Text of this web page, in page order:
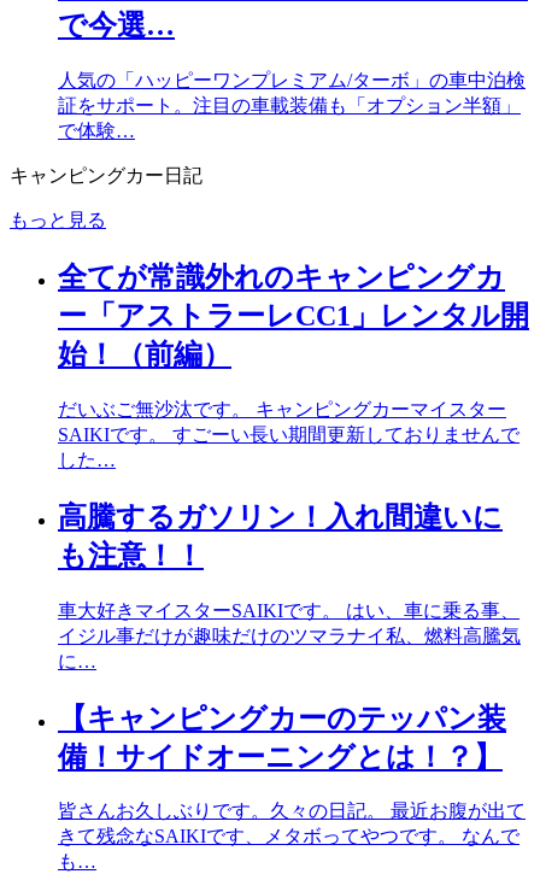
で今選…
人気の「ハッピーワンプレミアム/ターボ」の車中泊検
証をサポート。注目の車載装備も「オプション半額」
で体験…
キャンピングカー日記
もっと見る
全てが常識外れのキャンピングカ
ー「アストラーレCC1」レンタル開
始！（前編）
だいぶご無沙汰です。 キャンピングカーマイスター
SAIKIです。 すごーい長い期間更新しておりませんで
した…
高騰するガソリン！入れ間違いに
も注意！！
車大好きマイスターSAIKIです。 はい、車に乗る事、
イジル事だけが趣味だけのツマラナイ私、燃料高騰気
に…
【キャンピングカーのテッパン装
備！サイドオーニングとは！？】
皆さんお久しぶりです。久々の日記。 最近お腹が出て
きて残念なSAIKIです、メタボってやつです。 なんで
も…